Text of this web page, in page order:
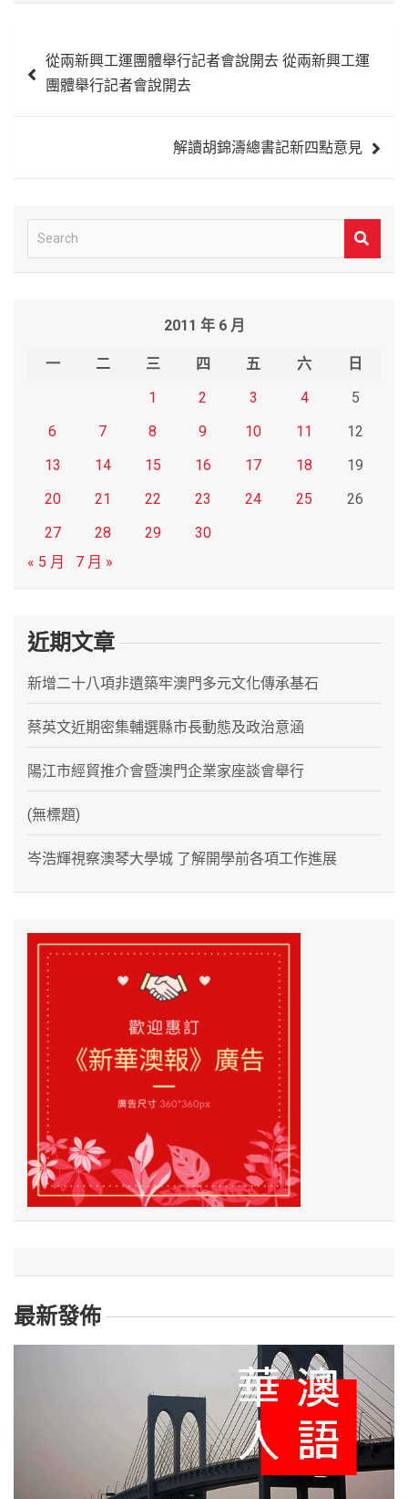
章 從兩新興工運團體舉行記者會說開去 從兩新興工運
團體舉行記者會說開去
解讀胡錦濤總書記新四點意見
e
2011 年 6 月
一 二 三 四 五 六
日
1
2 3 4
5
6
7 8 9 10 11
12
13
14 15 16 17 18
19
20
21 22 23 24 25
26
27
28 29
30
« 5 月
7 月 »
近期文章
新增二十八項非遺築牢澳門多元文化傳承基石
蔡英文近期密集輔選縣市長動態及政治意涵
陽江市經貿推介會暨澳門企業家座談會舉行
(無標題)
岑浩輝視察澳琴大學城 了解開學前各項工作進展
最新發佈